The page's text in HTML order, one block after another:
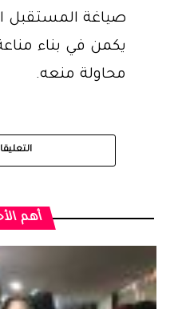
صياغة المستقبل
يكمن في بناء
محاولة منعه.
أهم